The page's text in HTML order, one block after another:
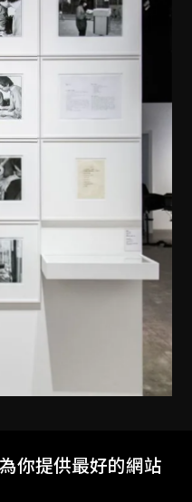
你提供最好的網站